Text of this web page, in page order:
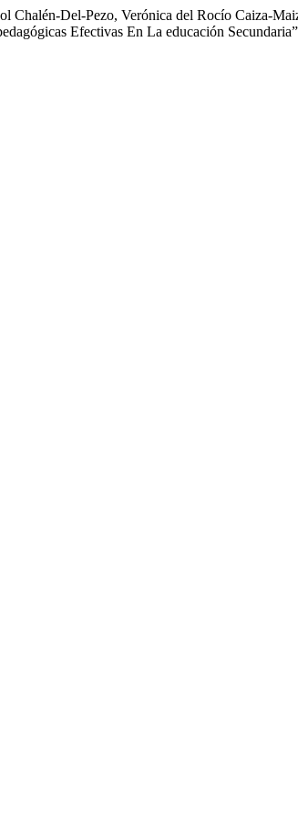
Chalén-Del-Pezo, Verónica del Rocío Caiza-
Efectivas En La educación